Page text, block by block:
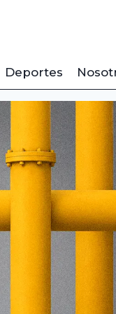
Deportes